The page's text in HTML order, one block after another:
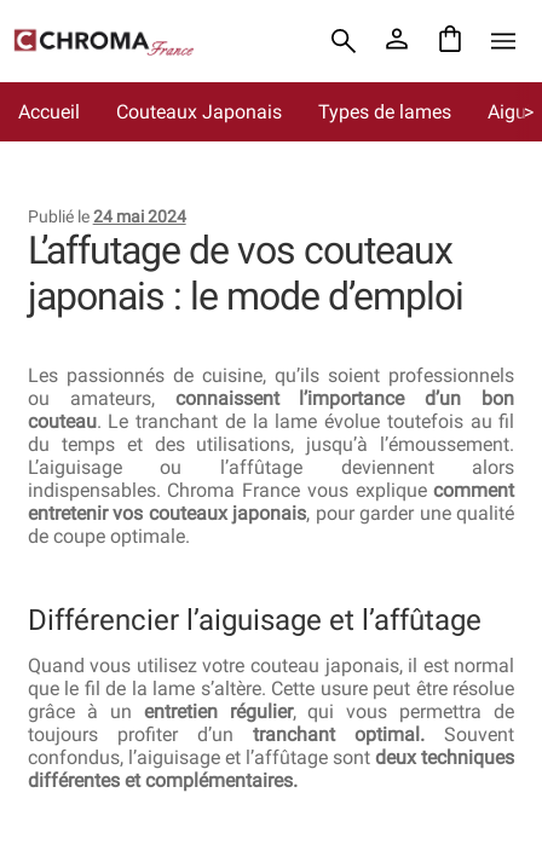
Aller
navigation
Aller
Accueil Couteaux Japonais Types de lames
Chroma France
Commande
Conditions Générales de Vente
Demande de devis
Expédition le jour même
Frais de port
Bocuse d’Or
Ma sélection
Mentions légales
Publié le24 mai 2024
L’affutage de vos couteaux
japonais : le mode d’emploi
Les passionnés de cuisine, qu’ils soient professionnels
ou amateurs, connaissent l’importance d’un bon
couteau. Le tranchant de la lame évolue toutefois au fil
du temps et des utilisations, jusqu’à l’émoussement.
L’aiguisage ou l’affûtage deviennent alors
indispensables. Chroma France vous expliquecomment
entretenir vos couteaux japonais, pour garder une qualité
de coupe optimale.
Différencier l’aiguisage et l’affûtage
Quand vous utilisez votre couteau japonais, il est normal
que le fil de la lame s’altère. Cette usure peut être résolue
grâce à un entretien régulier, qui vous permettra de
toujours profiter d’untranchant optimal. Souvent
confondus, l’aiguisage et l’affûtage sontdeux techniques
différentes et complémentaires.